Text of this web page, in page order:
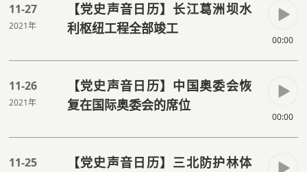
11-27
2021年
【党史声音日历】长江葛洲坝水
利枢纽工程全部竣工
00:00
11-26
2021年
【党史声音日历】中国奥委会恢
复在国际奥委会的席位
00:00
11-25
【党史声音日历】三北防护林体